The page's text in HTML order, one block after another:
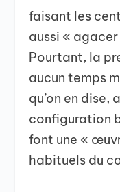
faisant les
aussi «
Pourtant, la
aucun temps
qu’on en dise,
configuration
font une «
habituels du